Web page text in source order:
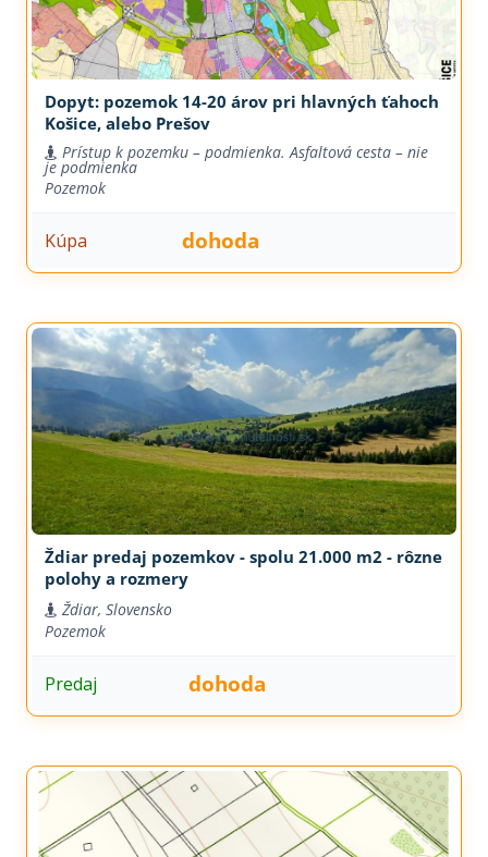
Dopyt: pozemok 14-20 árov pri hlavných ťahoch
Košice, alebo Prešov
Prístup k pozemku – podmienka. Asfaltová cesta – nie
je podmienka
Pozemok
Kúpa dohoda
Ždiar predaj pozemkov - spolu 21.000 m2 - rôzne
polohy a rozmery
Ždiar, Slovensko
Pozemok
Predaj dohoda